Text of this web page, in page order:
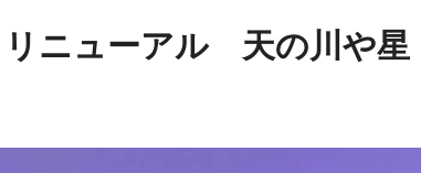
ニューアル 天の川や星